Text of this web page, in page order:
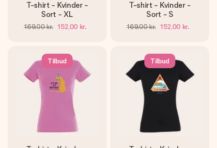
T-shirt - Kvinder -
Sort - XL
169,00 kr. 152,00 kr.
T-shirt - Kvinder -
Sort - S
169,00 kr. 152,00 kr.
Tilbud Tilbud